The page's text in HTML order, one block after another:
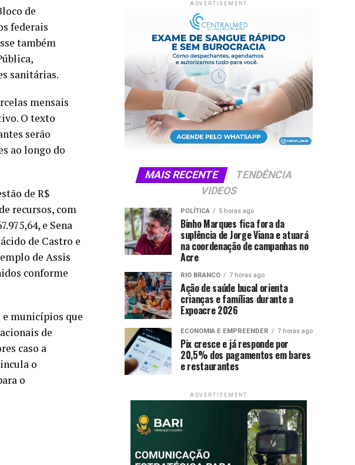
de
federais
também
sanitárias.
mensais
O texto
serão
ao longo do
de R$
recursos, com
e Sena
de Castro e
de Assis
conforme
e municípios que
de
caso a
o
o
ADVERTISEMENT
MAIS RECENTE
TENDÊNCIA
VIDEOS
POLÍTICA 5 horas ago
Binho Marques fica fora da
suplência de Jorge Viana e atuará
na coordenação de campanhas no
Acre
RIO BRANCO 7 horas ago
Ação de saúde bucal orienta
crianças e famílias durante a
Expoacre 2026
ECONOMIA E EMPREENDER 7 horas ago
Pix cresce e já responde por
20,5% dos pagamentos em bares
e restaurantes
ADVERTISEMENT